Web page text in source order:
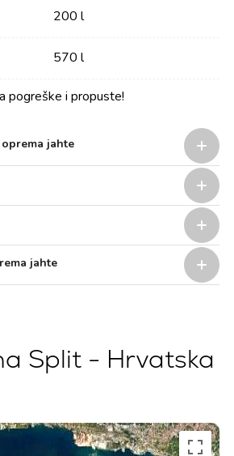
200 l
570 l
pogreške i propuste!
jahte
jahte
Split - Hrvatska